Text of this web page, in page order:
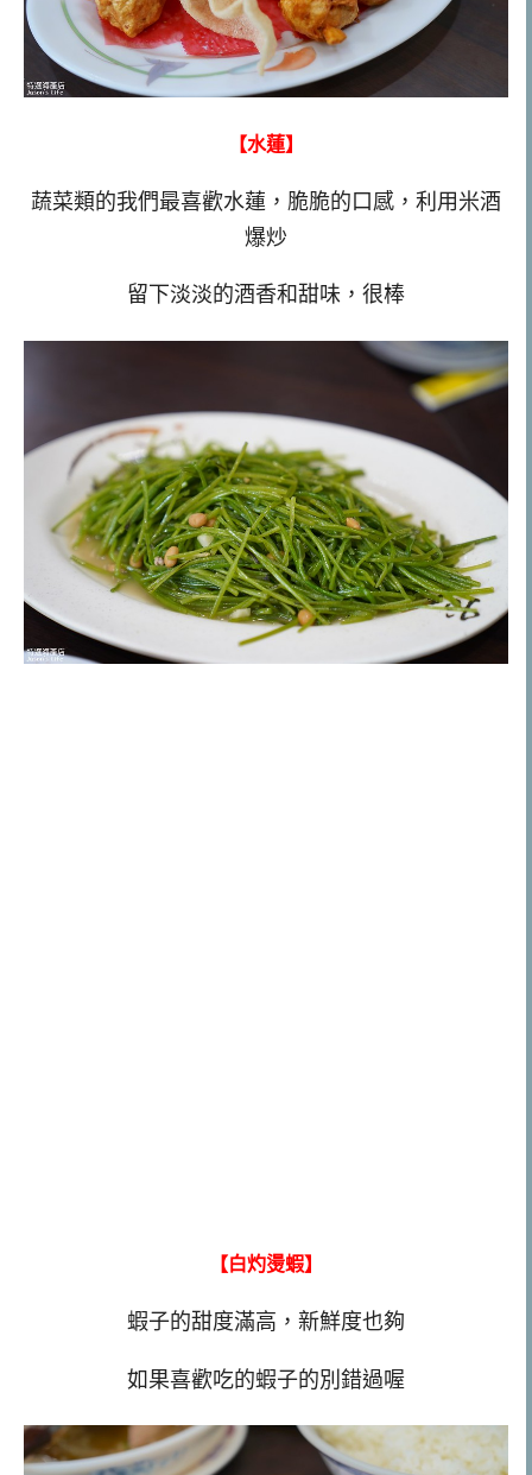
【水蓮】
蔬菜類的我們最喜歡水蓮，脆脆的口感，利用米酒
爆炒
留下淡淡的酒香和甜味，很棒
【白灼燙蝦】
蝦子的甜度滿高，新鮮度也夠
如果喜歡吃的蝦子的別錯過喔